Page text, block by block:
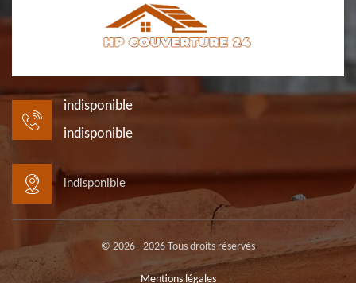
indisponible
indisponible
indisponible
© 2026 - 2026 Tous droits réservés
Mentions légales